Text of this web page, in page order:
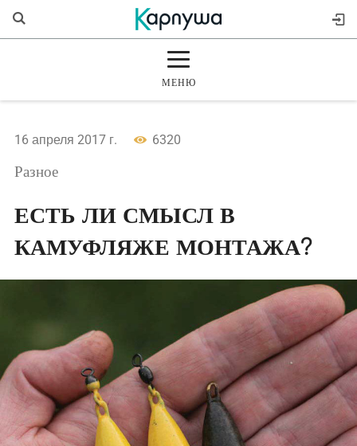
МЕНЮ
МАГАЗИН
16 апреля 2017 г. 6320
Разное
ЕСТЬ ЛИ СМЫСЛ В
КАМУФЛЯЖЕ МОНТАЖА?